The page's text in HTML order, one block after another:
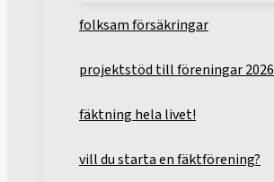
folksam försäkringar
projektstöd till föreningar 2026
fäktning hela livet!
vill du starta en fäktförening?